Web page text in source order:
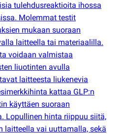
tulehdusreaktioita ihossa
Molemmat testit
mukaan suoraan
laitteella tai materiaalilla.
voidaan valmistaa
liuotinten avulla
laitteesta liukenevia
kattaa GLP:n
käyttäen suoraan
Lopullinen hinta riippuu siitä,
laitteella vai uuttamalla, sekä